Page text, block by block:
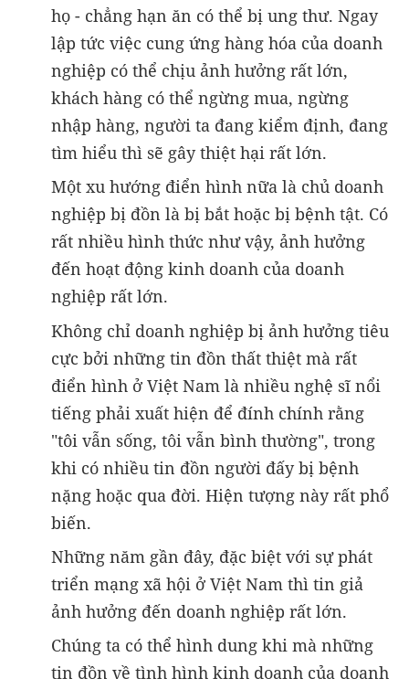
họ - chẳng hạn ăn có thể bị ung thư. Ngay
lập tức việc cung ứng hàng hóa của doanh
nghiệp có thể chịu ảnh hưởng rất lớn,
khách hàng có thể ngừng mua, ngừng
nhập hàng, người ta đang kiểm định, đang
tìm hiểu thì sẽ gây thiệt hại rất lớn.
Một xu hướng điển hình nữa là chủ doanh
nghiệp bị đồn là bị bắt hoặc bị bệnh tật. Có
rất nhiều hình thức như vậy, ảnh hưởng
đến hoạt động kinh doanh của doanh
nghiệp rất lớn.
Không chỉ doanh nghiệp bị ảnh hưởng tiêu
cực bởi những tin đồn thất thiệt mà rất
điển hình ở Việt Nam là nhiều nghệ sĩ nổi
tiếng phải xuất hiện để đính chính rằng
"tôi vẫn sống, tôi vẫn bình thường", trong
khi có nhiều tin đồn người đấy bị bệnh
nặng hoặc qua đời. Hiện tượng này rất phổ
biến.
Những năm gần đây, đặc biệt với sự phát
triển mạng xã hội ở Việt Nam thì tin giả
ảnh hưởng đến doanh nghiệp rất lớn.
Chúng ta có thể hình dung khi mà những
tin đồn về tình hình kinh doanh của doanh